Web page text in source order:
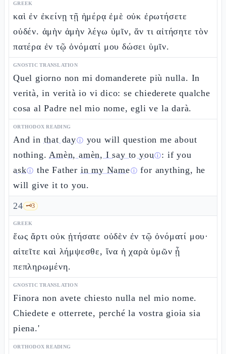
GREEK
καὶ ἐν ἐκείνῃ τῇ ἡμέρᾳ ἐμὲ οὐκ ἐρωτήσετε
οὐδέν. ἀμὴν ἀμὴν λέγω ὑμῖν, ἄν τι αἰτήσητε τὸν
πατέρα ἐν τῷ ὀνόματί μου δώσει ὑμῖν.
GNOSTIC TRANSLATION
Quel giorno non mi domanderete più nulla. In
verità, in verità io vi dico: se chiederete qualche
cosa al Padre nel mio nome, egli ve la darà.
ORTHODOX READING
And in that dayⓘ you will question me about
nothing.Amèn, amèn, I say to youⓘ: if you
askⓘ the Father in my Nameⓘ for anything, he
will give it to you.
24 🗝️3
GREEK
ἕως ἄρτι οὐκ ᾐτήσατε οὐδὲν ἐν τῷ ὀνόματί μου·
αἰτεῖτε καὶ λήμψεσθε, ἵνα ἡ χαρὰ ὑμῶν ᾖ
πεπληρωμένη.
GNOSTIC TRANSLATION
Finora non avete chiesto nulla nel mio nome.
Chiedete e otterrete, perché la vostra gioia sia
piena.'
ORTHODOX READING